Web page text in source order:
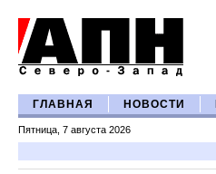
ГЛАВНАЯ НОВОСТИ
Пятница, 7 августа 2026